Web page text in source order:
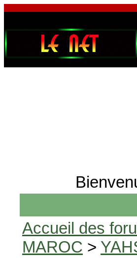
Accueil des
MAROC >